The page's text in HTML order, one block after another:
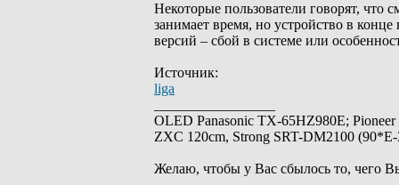
Некоторые пользователи говорят, что
занимает время, но устройство в
версий – сбой в системе или
Источник:
liga
OLED Panasonic TX-65HZ980E;
ZXC 120cm, Strong SRT-DM2100
Желаю, чтобы у Вас сбылось то, чего